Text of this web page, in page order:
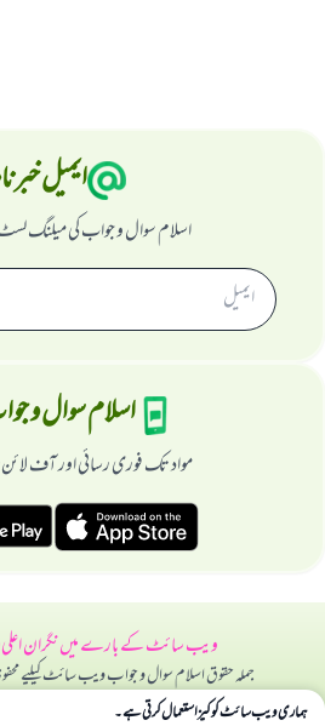
ایمیل
اسلام سوال و جواب کی میلنگ
اسلام سوال و
مواد تک فوری رسائی اور آف
ویب سائٹ کے بارے میںنگران اعلی
جملہ حقوق اسلام سوال و جواب ویب سائٹ کیلیے محفوظ ہیں۔
ہماری ویب سائٹ کوکیز استعمال کرتی ہے۔